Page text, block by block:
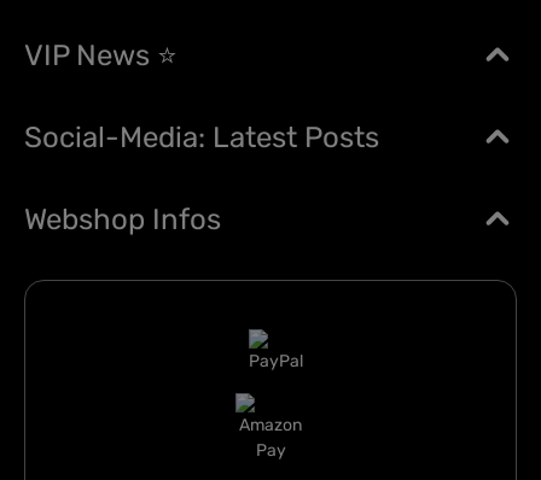
VIP News ⭐
Social-Media: Latest Posts
Webshop Infos